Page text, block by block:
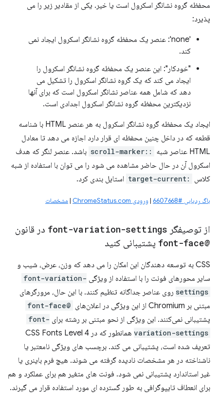
محفظه گروه نشانگر اسکرول است یا خیر. یکی از مقادیر زیر را می
پذیرد:
'none': عنصر یک محفظه گروه نشانگر اسکرول ایجاد نمی
کند.
"خودکار": این عنصر یک محفظه گروه نشانگر اسکرول را
ایجاد می کند که یک گروه نشانگر اسکرول را تشکیل می
دهد که شامل همه عناصر نشانگر اسکرول است که برای آنها
نزدیکترین محفظه گروه نشانگر اسکرول اجدادی است.
ایجاد یک محفظه گروه نشانگر اسکرول به هر عنصر HTML با شناسه
قطعه که در داخل چنین محفظه ای قرار دارد اجازه می دهد تا معادل
HTML عناصر شبه
::scroll-marker
باشد. عنصر لنگر که هدف
اسکرول آن در حال حاضر مشاهده می شود را می توان با استفاده از شبه
کلاس
:target-current استایل بندی کرد.
باگ ردیابی #6607668 |ورودی ChromeStatus.com | مشخصات
از توصیفگر font-variation-settings در قانون
@font-face پشتیبانی کنید
CSS به توسعه دهندگان این امکان را می دهد که وزن، عرض، شیب و
سایر محورهای فونت را با استفاده از ویژگی font-variation-
settings روی عناصر جداگانه تنظیم کنند. با این حال، مرورگرهای
مبتنی بر Chromium از این ویژگی در اعلان‌های
@font-face
پشتیبانی نمی‌کنند. این ویژگی از نحو مبتنی بر رشته برای font-
variation-settings
همانطور که در CSS Fonts Level 4
تعریف شده است، پشتیبانی می کند. برچسب های ویژگی نامعتبر یا
ناشناخته در هر مشخصات نادیده گرفته می شوند. هیچ فرم باینری یا
غیر استاندارد پشتیبانی نمی شود. فونت های متغیر هم برای عملکرد و هم
برای انعطاف تایپوگرافی به طور گسترده ای مورد استفاده قرار می گیرند.